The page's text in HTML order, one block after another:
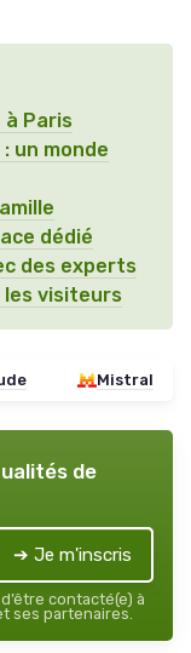
Paris
un monde
dédié
des experts
visiteurs
Mistral
de
➔ Je m'inscris
contacté(e) à
ses partenaires.